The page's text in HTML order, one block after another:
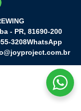
- PR, 81690-200
3208WhatsApp